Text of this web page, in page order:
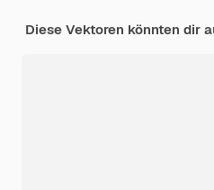
Diese Vektoren könnten dir